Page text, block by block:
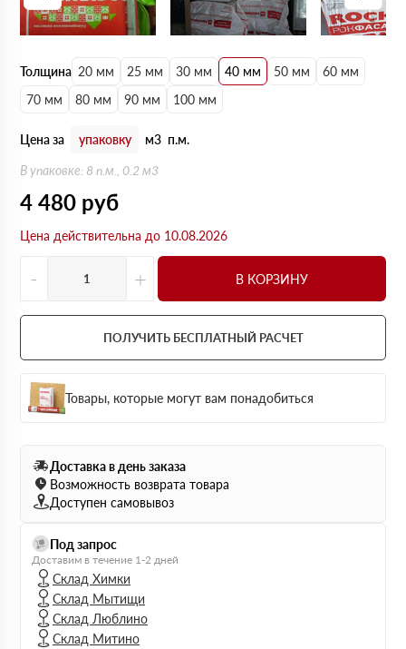
Толщина 20 мм 25 мм 30 мм 40 мм 50 мм
60 мм
70 мм
80 мм 90 мм 100 мм
Цена за упаковку м3 п.м.
В упаковке: 8 п.м., 0.2 м3
4 480 руб
Цена действительна до 10.08.2026
- + В КОРЗИНУ
ПОЛУЧИТЬ БЕСПЛАТНЫЙ РАСЧЕТ
Товары, которые могут вам понадобиться
Доставка в день заказа
Возможность возврата товара
Доступен самовывоз
Под запрос
Доставим в течение 1-2 дней
Склад Химки
Склад Мытищи
Склад Люблино
Склад Митино